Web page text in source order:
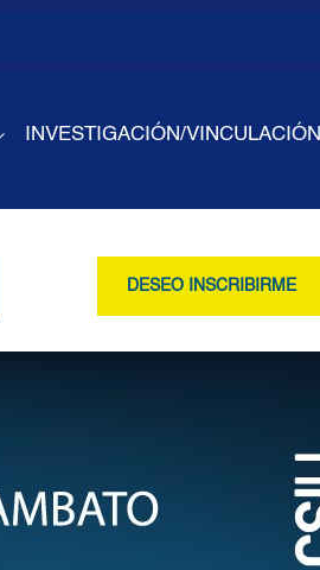
INVESTIGACIÓN/VINCULACIÓN
DESEO INSCRIBIRME